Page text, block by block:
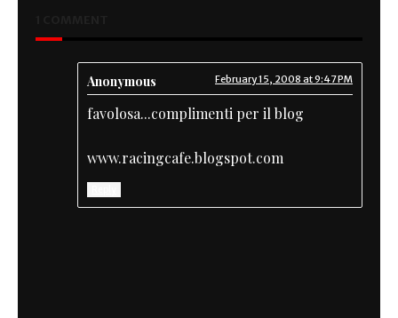
Anonymous February 15, 2008 at 9:47 PM
favolosa...complimenti per il blog
www.racingcafe.blogspot.com